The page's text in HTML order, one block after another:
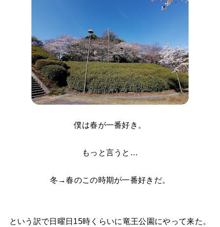
僕は春が一番好き。
もっと言うと…
冬→春のこの時期が一番好きだ。
という訳で日曜日15時くらいに竜王公園にやって来た。